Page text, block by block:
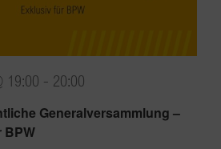
Generalversammlung –
BPW
19:00 - 20:00